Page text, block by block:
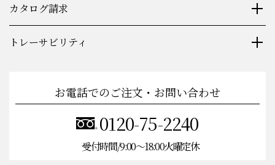
カタログ請求
トレーサビリティ
お電話でのご注文・お問い合わせ
0120-75-2240
受付時間/9:00〜18:00火曜定休